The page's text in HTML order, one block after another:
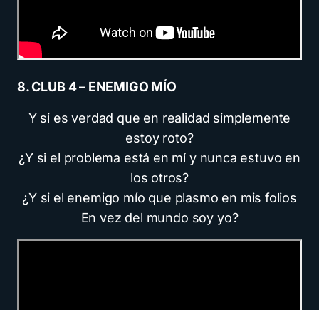
8. CLUB 4 – ENEMIGO MÍO
Y si es verdad que en realidad simplemente
estoy roto?
¿Y si el problema está en mí y nunca estuvo en
los otros?
¿Y si el enemigo mío que plasmo en mis folios
En vez del mundo soy yo?